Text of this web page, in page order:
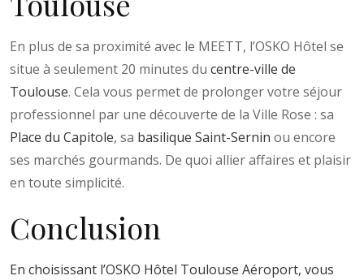
En plus de sa proximité avec le MEETT, l’OSKO Hôtel se
situe à seulement 20 minutes du centre-ville de
Toulouse. Cela vous permet de prolonger votre séjour
professionnel par une découverte de la Ville Rose : sa
Place du Capitole, sa basilique Saint-Sernin ou encore
ses marchés gourmands. De quoi allier affaires et plaisir
en toute simplicité.
Conclusion
En choisissant l’OSKO Hôtel Toulouse Aéroport, vous